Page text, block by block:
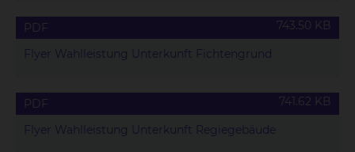
PDF
Flyer Wahlleistung Unterkunft Fichtengrund
743.50 KB
PDF
Flyer Wahlleistung Unterkunft Regiegebäude
741.62 KB